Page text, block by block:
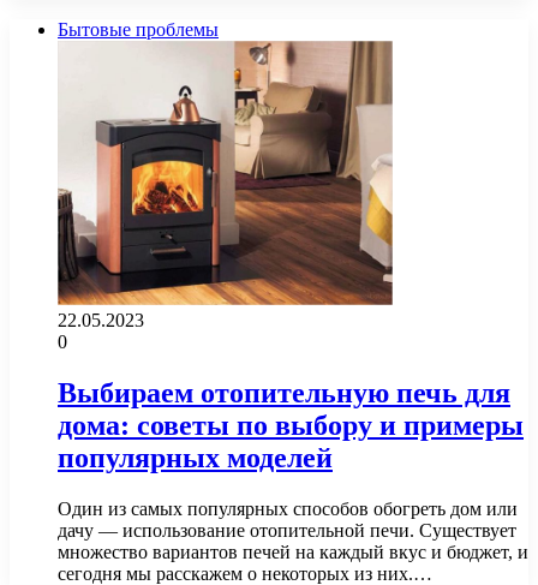
Бытовые проблемы
22.05.2023
0
Выбираем отопительную печь для
дома: советы по выбору и примеры
популярных моделей
Один из самых популярных способов обогреть дом или
дачу — использование отопительной печи. Существует
множество вариантов печей на каждый вкус и бюджет, и
сегодня мы расскажем о некоторых из них.…